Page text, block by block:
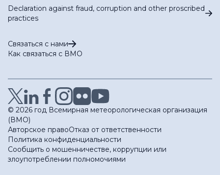
Declaration against fraud, corruption and other proscribed
practices
Связаться с нами
Как связаться с ВМО
© 2026 год Всемирная метеорологическая организация
(ВМО)
Авторское правоОтказ от ответственности
Политика конфиденциальности
Сообщить о мошенничестве, коррупции или
злоупотреблении полномочиями